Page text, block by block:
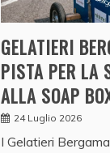
GELATIERI
PISTA PER LA
ALLA SOAP
24 Luglio 2026
I Gelatieri